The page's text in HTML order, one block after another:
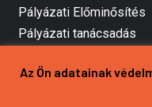
Pályázati Előminősítés
Pályázati tanácsadás
Mezőgazdasági
Az Ön adatainak